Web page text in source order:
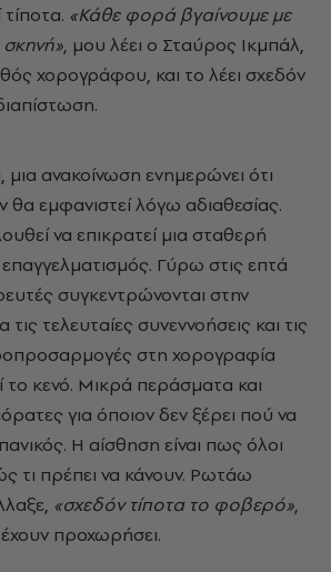
«Κάθε φορά βγαίνουμε με
, μου λέει o Σταύρος Ικμπάλ,
χορογράφου, και το λέει σχεδόν
μια ανακοίνωση ενημερώνει ότι
θα εμφανιστεί λόγω αδιαθεσίας.
να επικρατεί μια σταθερή
Γύρω στις επτά
συγκεντρώνονται στην
τις τελευταίες συνεννοήσεις και τις
στη χορογραφία
κενό. Μικρά περάσματα και
για όποιον δεν ξέρει πού να
Η αίσθηση είναι πως όλοι
τι πρέπει να κάνουν. Ρωτάω
«σχεδόν τίποτα το φοβερό»,
προχωρήσει.